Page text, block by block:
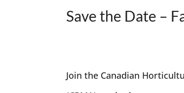
Save the Date –
Join the Canadian